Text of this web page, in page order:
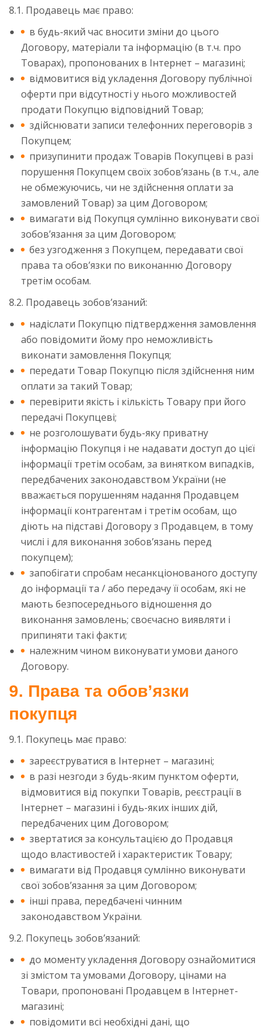
8.1. Продавець має право:
в будь-який час вносити зміни до цього
Договору, матеріали та інформацію (в т.ч. про
Товарах), пропонованих в Інтернет – магазині;
відмовитися від укладення Договору публічної
оферти при відсутності у нього можливостей
продати Покупцю відповідний Товар;
здійснювати записи телефонних переговорів з
Покупцем;
призупинити продаж Товарів Покупцеві в разі
порушення Покупцем своїх зобов’язань (в т.ч., але
не обмежуючись, чи не здійснення оплати за
замовлений Товар) за цим Договором;
вимагати від Покупця сумлінно виконувати свої
зобов’язання за цим Договором;
без узгодження з Покупцем, передавати свої
права та обов’язки по виконанню Договору
третім особам.
8.2. Продавець зобов’язаний:
надіслати Покупцю підтвердження замовлення
або повідомити йому про неможливість
виконати замовлення Покупця;
передати Товар Покупцю після здійснення ним
оплати за такий Товар;
перевірити якість і кількість Товару при його
передачі Покупцеві;
не розголошувати будь-яку приватну
інформацію Покупця і не надавати доступ до цієї
інформації третім особам, за винятком випадків,
передбачених законодавством України (не
вважається порушенням надання Продавцем
інформації контрагентам і третім особам, що
діють на підставі Договору з Продавцем, в тому
числі і для виконання зобов’язань перед
покупцем);
запобігати спробам несанкціонованого доступу
до інформації та / або передачу її особам, які не
мають безпосереднього відношення до
виконання замовлень; своєчасно виявляти і
припиняти такі факти;
належним чином виконувати умови даного
Договору.
9. Права та обов’язки
покупця
9.1. Покупець має право:
зареєструватися в Інтернет – магазині;
в разі незгоди з будь-яким пунктом оферти,
відмовитися від покупки Товарів, реєстрації в
Інтернет – магазині і будь-яких інших дій,
передбачених цим Договором;
звертатися за консультацією до Продавця
щодо властивостей і характеристик Товару;
вимагати від Продавця сумлінно виконувати
свої зобов’язання за цим Договором;
інші права, передбачені чинним
законодавством України.
9.2. Покупець зобов’язаний:
до моменту укладення Договору ознайомитися
зі змістом та умовами Договору, цінами на
Товари, пропоновані Продавцем в Інтернет-
магазині;
повідомити всі необхідні дані, що